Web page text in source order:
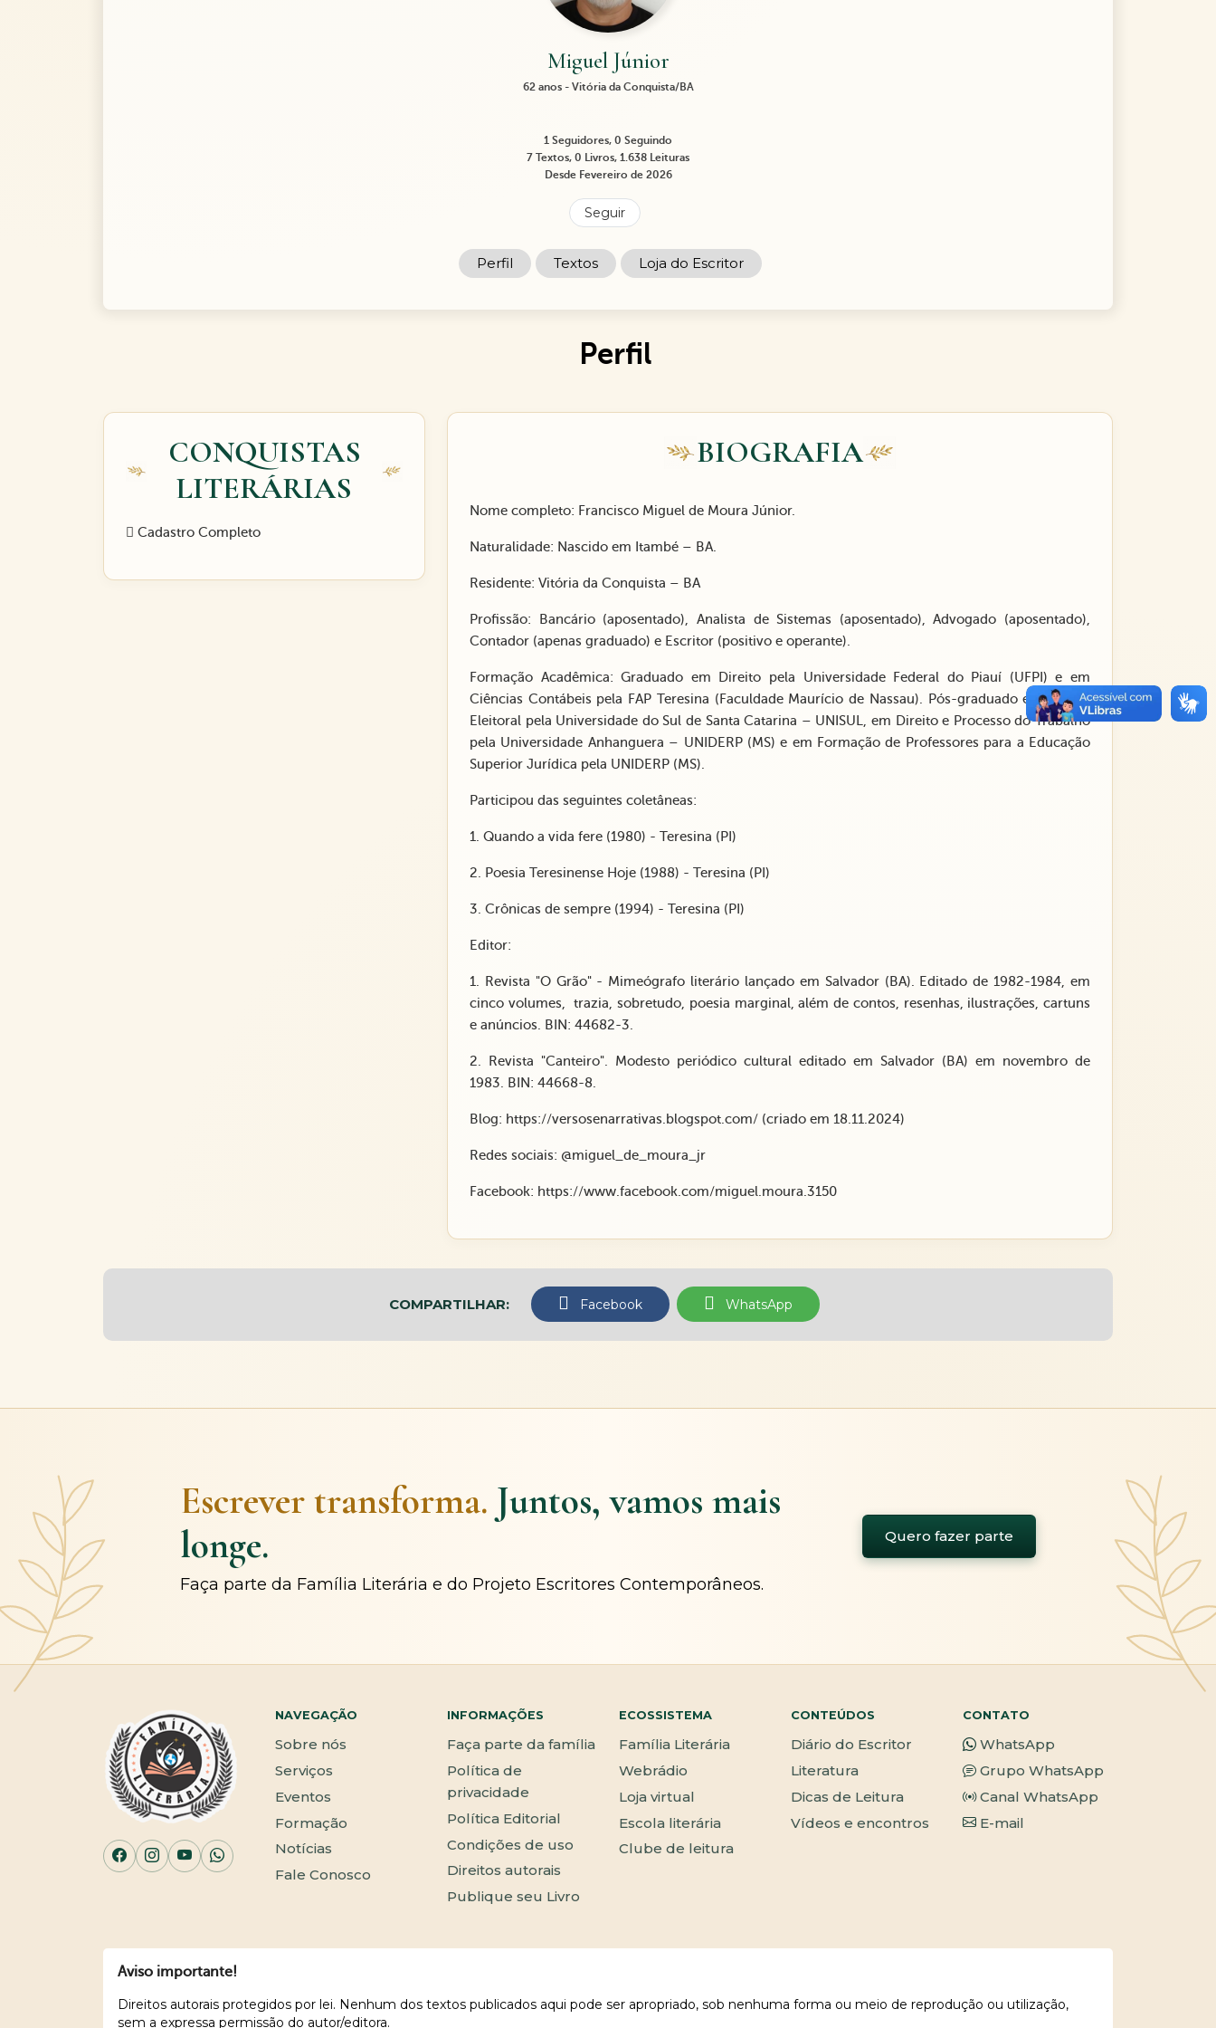
Miguel Júnior
62 anos - Vitória da Conquista/BA
1 Seguidores, 0 Seguindo
7 Textos, 0 Livros, 1.638 Leituras
Desde Fevereiro de 2026
Seguir
Perfil Textos Loja do Escritor
Perfil
CONQUISTAS
LITERÁRIAS
Cadastro Completo
BIOGRAFIA
Nome completo: Francisco Miguel de Moura Júnior.
Naturalidade: Nascido em Itambé – BA.
Residente: Vitória da Conquista – BA
Profissão: Bancário (aposentado), Analista de Sistemas (aposentado), Advogado (aposentado),
Contador (apenas graduado) e Escritor (positivo e operante).
Formação Acadêmica: Graduado em Direito pela Universidade Federal do Piauí (UFPI) e em
Ciências Contábeis pela FAP Teresina (Faculdade Maurício de Nassau). Pós-graduado em Direito
Eleitoral pela Universidade do Sul de Santa Catarina – UNISUL, em Direito e Processo do Trabalho
pela Universidade Anhanguera – UNIDERP (MS) e em Formação de Professores para a Educação
Superior Jurídica pela UNIDERP (MS).
Participou das seguintes coletâneas:
1. Quando a vida fere (1980) - Teresina (PI)
2. Poesia Teresinense Hoje (1988) - Teresina (PI)
3. Crônicas de sempre (1994) - Teresina (PI)
Editor:
1. Revista "O Grão" - Mimeógrafo literário lançado em Salvador (BA). Editado de 1982-1984, em
cinco volumes, trazia, sobretudo, poesia marginal, além de contos, resenhas, ilustrações, cartuns
e anúncios. BIN: 44682-3.
2. Revista "Canteiro". Modesto periódico cultural editado em Salvador (BA) em novembro de
1983. BIN: 44668-8.
Blog: https://versosenarrativas.blogspot.com/ (criado em 18.11.2024)
Redes sociais: @miguel_de_moura_jr
Facebook: https://www.facebook.com/miguel.moura.3150
COMPARTILHAR: Facebook WhatsApp
Escrever transforma. Juntos, vamos mais
longe.
Faça parte da Família Literária e do Projeto Escritores Contemporâneos.
Quero fazer parte
NAVEGAÇÃO
Sobre nós
Serviços
Eventos
Formação
Notícias
Fale Conosco
INFORMAÇÕES
Faça parte da família
Política de
privacidade
Política Editorial
Condições de uso
Direitos autorais
Publique seu Livro
ECOSSISTEMA
Família Literária
Webrádio
Loja virtual
Escola literária
Clube de leitura
CONTEÚDOS
Diário do Escritor
Literatura
Dicas de Leitura
Vídeos e encontros
CONTATO
WhatsApp
Grupo WhatsApp
Canal WhatsApp
E-mail
Aviso importante!
Direitos autorais protegidos por lei. Nenhum dos textos publicados aqui pode ser apropriado, sob nenhuma forma ou meio de reprodução ou utilização,
sem a expressa permissão do autor/editora.